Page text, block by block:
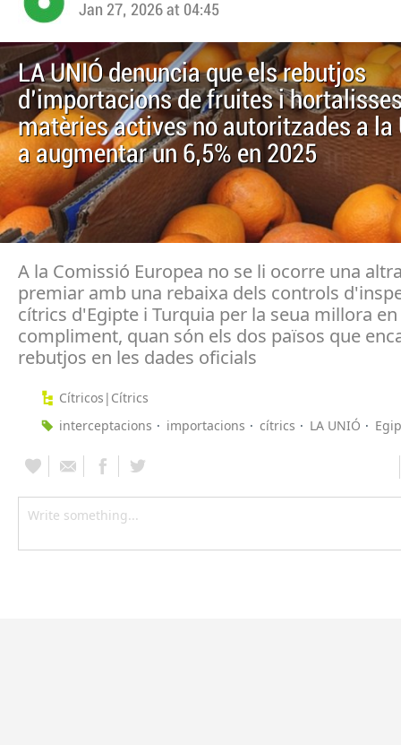
Jan 27, 2026 at 04:45
LA UNIÓ denuncia que els rebutjos
d'importacions de fruites i
matèries actives no autoritzades a la
a augmentar un 6,5% en 2025
A la Comissió Europea no se li ocorre una
premiar amb una rebaixa dels controls
cítrics d'Egipte i Turquia per la seua millora
compliment, quan són els dos països que
rebutjos en les dades oficials
Cítricos|Cítrics
interceptacions
importacions cítrics LA UNIÓ